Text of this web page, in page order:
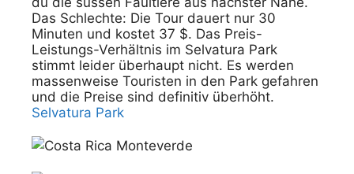
Das Schlechte: Die Tour dauert nur 30
Minuten und kostet 37 $. Das Preis-
Leistungs-Verhältnis im Selvatura Park
stimmt leider überhaupt nicht. Es werden
massenweise Touristen in den Park gefahren
und die Preise sind definitiv überhöht.
Selvatura Park